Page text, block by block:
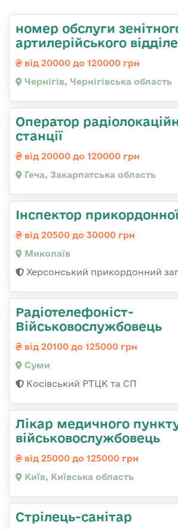
номер обслуги
артилерійського
від 20000 до 120000 грн
Чернігів, Чернігівська область
Оператор
станції
від 20000 до 120000 грн
Геча, Закарпатська область
Інспектор
від 20500 до 30000 грн
Миколаїв
Херсонський прикордонний
Радіотелефоніст-
Військовослужбовець
від 20100 до 125000 грн
Суми
Косівський РТЦК та СП
Лікар медичного
військовослужбовець
від 25000 до 125000 грн
Київ, Київська область
Стрілець-санітар